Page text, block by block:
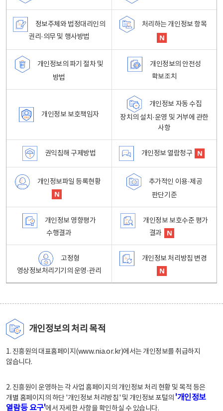
정보주체와 법정대리인의
권리·의무 및 행사방법
처리하는 개인정보 항목
개인정보의 파기 절차 및
방법
개인정보의 안전성
확보조치
개인정보 보호책임자
개인정보 자동 수집
장치의 설치·운영 및 거부에 관한
사항
권익침해 구제방법 개인정보 열람청구
개인정보파일 등록현황
추가적인 이용·제공
판단기준
개인정보 영향평가
수행결과
개인정보 보호수준 평가
결과
고정형
영상정보처리기기의 운영·관리
개인정보 처리방침 변경
개인정보의 처리 목적
1. 진흥원의 대표홈페이지(www.nia.or.kr)에서는 개인정보를 취급하지
않습니다.
2. 진흥원이 운영하는 각 사업 홈페이지의 개인정보 처리 현황 및 목적 등은
개별 홈페이지의 하단 '개인정보 처리방침' 및 개인정보 포털의 '개인정보
열람등 요구'에서 자세한 사항을 확인하실 수 있습니다.